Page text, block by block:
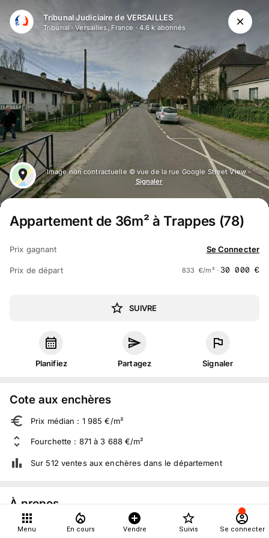
Tribunal Judiciaire de VERSAILLES
Tribunal ·Versailles, France · 4.6 k abonnés
Image non contractuelle © vue de la rue Google Street View -
Signaler
Appartement de 36m² à Trappes (78)
Prix gagnant Se Connecter
Prix de départ 833 €/m² ·30 000 €
SUIVRE
Planifiez Partagez Signaler
Cote aux enchères
Prix médian : 1 985 €/m²
Fourchette : 871 à 3 688 €/m²
Sur 512 ventes aux enchères dans le département
À propos
Mer. 15 décembre 2010 à 09:00
Menu En cours Vendre Suivis Se connecter